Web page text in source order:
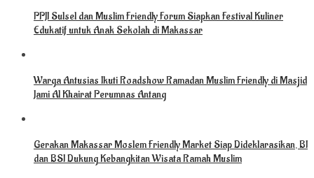
PPJI Sulsel dan Muslim Friendly Forum Siapkan Festival Kuliner
Edukatif untuk Anak Sekolah di Makassar
Warga Antusias Ikuti Roadshow Ramadan Muslim Friendly di Masjid
Jami Al Khairat Perumnas Antang
Gerakan Makassar Moslem Friendly Market Siap Dideklarasikan, BI
dan BSI Dukung Kebangkitan Wisata Ramah Muslim